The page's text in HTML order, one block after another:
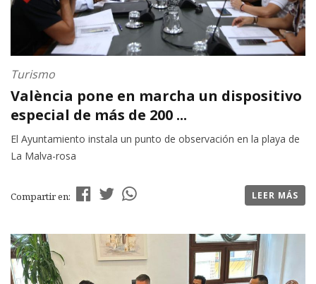
Turismo
València pone en marcha un dispositivo
especial de más de 200 ...
El Ayuntamiento instala un punto de observación en la playa de
La Malva-rosa
Compartir en: LEER MÁS